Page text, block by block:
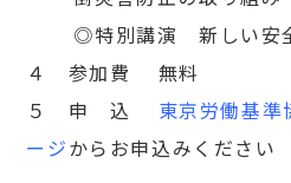
◎特別講演 新しい安
４ 参加費 無料
５ 申 込 東京労働基準
ージからお申込みください